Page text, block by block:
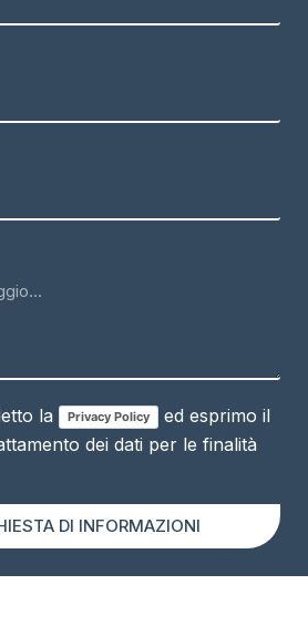
la Privacy Policy
ed esprimo il
dei dati per le finalità
DI INFORMAZIONI